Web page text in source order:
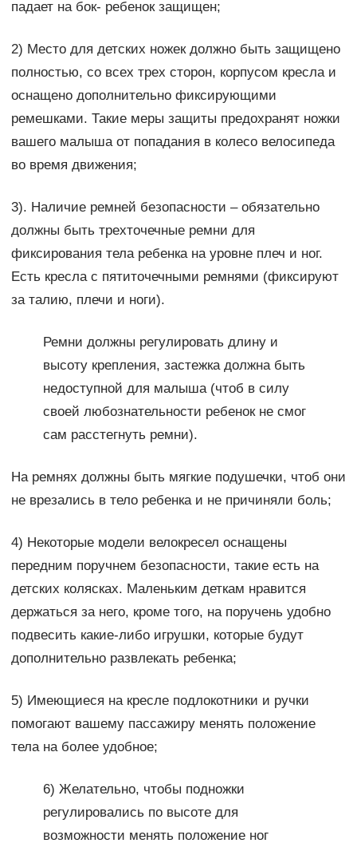
падает на бок- ребенок защищен;
2) Место для детских ножек должно быть защищено
полностью, со всех трех сторон, корпусом кресла и
оснащено дополнительно фиксирующими
ремешками. Такие меры защиты предохранят ножки
вашего малыша от попадания в колесо велосипеда
во время движения;
3). Наличие ремней безопасности – обязательно
должны быть трехточечные ремни для
фиксирования тела ребенка на уровне плеч и ног.
Есть кресла с пятиточечными ремнями (фиксируют
за талию, плечи и ноги).
Ремни должны регулировать длину и
высоту крепления, застежка должна быть
недоступной для малыша (чтоб в силу
своей любознательности ребенок не смог
сам расстегнуть ремни).
На ремнях должны быть мягкие подушечки, чтоб они
не врезались в тело ребенка и не причиняли боль;
4) Некоторые модели велокресел оснащены
передним поручнем безопасности, такие есть на
детских колясках. Маленьким деткам нравится
держаться за него, кроме того, на поручень удобно
подвесить какие-либо игрушки, которые будут
дополнительно развлекать ребенка;
5) Имеющиеся на кресле подлокотники и ручки
помогают вашему пассажиру менять положение
тела на более удобное;
6) Желательно, чтобы подножки
регулировались по высоте для
возможности менять положение ног